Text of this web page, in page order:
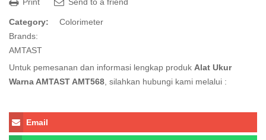
Category:
Colorimeter
Brands:
AMTAST
Untuk pemesanan dan informasi lengkap produk Alat Ukur
Warna AMTAST AMT568 , silahkan hubungi kami melalui :
Email